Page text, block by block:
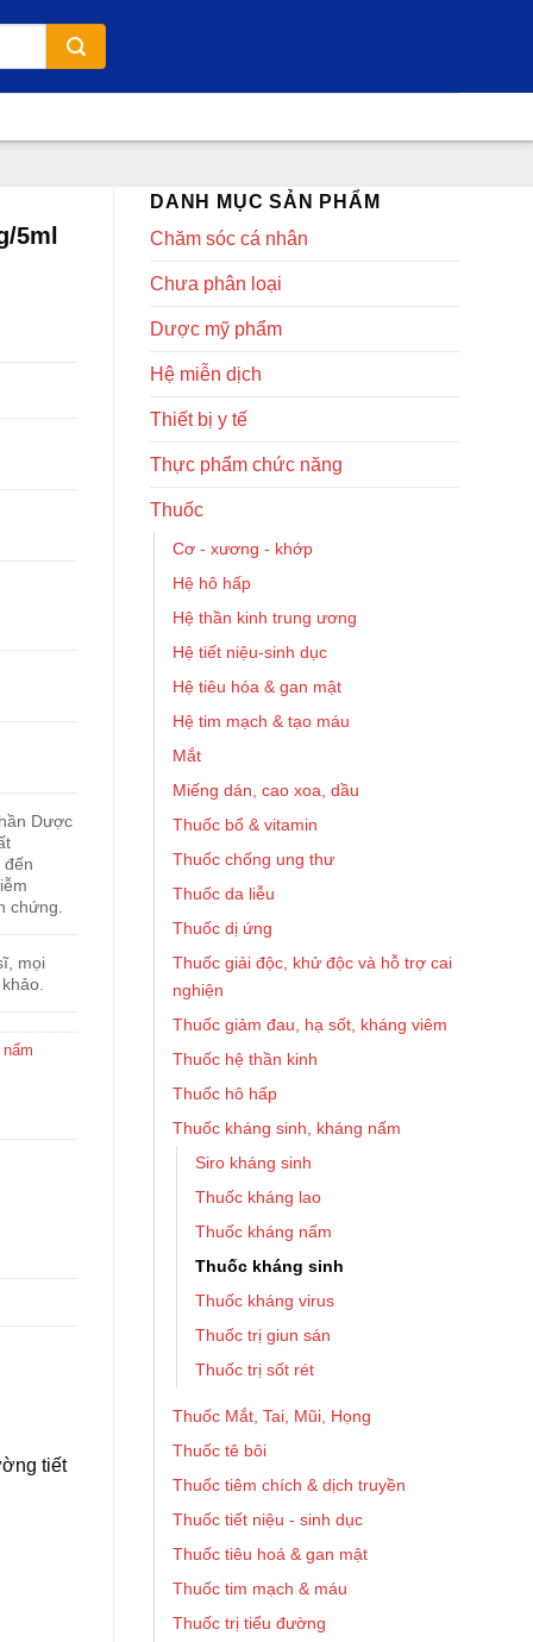
DANH MỤC SẢN PHẨM
Chăm sóc cá nhân
Chưa phân loại
Dược mỹ phẩm
Hệ miễn dịch
Thiết bị y tế
Thực phẩm chức năng
Thuốc
Cơ - xương - khớp
Hệ hô hấp
Hệ thần kinh trung ương
Hệ tiết niệu-sinh dục
Hệ tiêu hóa & gan mật
Hệ tim mạch & tạo máu
Mắt
Miếng dán, cao xoa, dầu
Thuốc bổ & vitamin
Thuốc chống ung thư
Thuốc da liễu
Thuốc dị ứng
Thuốc giải độc, khử độc và hỗ trợ cai
nghiện
Thuốc giảm đau, hạ sốt, kháng viêm
Thuốc hệ thần kinh
Thuốc hô hấp
Thuốc kháng sinh, kháng nấm
Siro kháng sinh
Thuốc kháng lao
Thuốc kháng nấm
Thuốc kháng sinh
Thuốc kháng virus
Thuốc trị giun sán
Thuốc trị sốt rét
Thuốc Mắt, Tai, Mũi, Họng
Thuốc tê bôi
Thuốc tiêm chích & dịch truyền
Thuốc tiết niệu - sinh dục
Thuốc tiêu hoá & gan mật
Thuốc tim mạch & máu
Thuốc trị tiểu đường
5ml
Dược
đến
chứng.
mọi
tiết